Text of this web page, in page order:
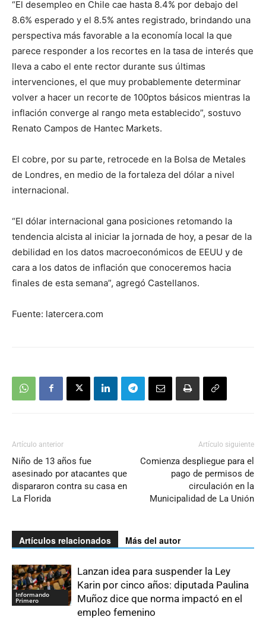
“El desempleo en Chile cae hasta 8.4% por debajo del
8.6% esperado y el 8.5% antes registrado, brindando una
perspectiva más favorable a la economía local la que
parece responder a los recortes en la tasa de interés que
lleva a cabo el ente rector durante sus últimas
intervenciones, el que muy probablemente determinar
volver a hacer un recorte de 100ptos básicos mientras la
inflación converge al rango meta establecido”, sostuvo
Renato Campos de Hantec Markets.
El cobre, por su parte, retrocede en la Bolsa de Metales
de Londres, en medio de la fortaleza del dólar a nivel
internacional.
“El dólar internacional gana posiciones retomando la
tendencia alcista al iniciar la jornada de hoy, a pesar de la
debilidad en los datos macroeconómicos de EEUU y de
cara a los datos de inflación que conoceremos hacia
finales de esta semana”, agregó Castellanos.
Fuente: latercera.com
Artículo anterior
Niño de 13 años fue
asesinado por atacantes que
dispararon contra su casa en
La Florida
Artículo siguiente
Comienza despliegue para el
pago de permisos de
circulación en la
Municipalidad de La Unión
Artículos relacionados Más del autor
Informando
Primero
Lanzan idea para suspender la Ley
Karin por cinco años: diputada Paulina
Muñoz dice que norma impactó en el
empleo femenino